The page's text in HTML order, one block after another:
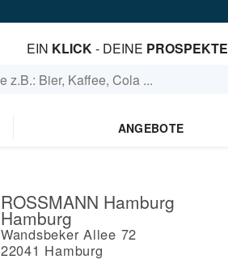
EIN KLICK- DEINE PROSPEKTE
ANGEBOTE
ROSSMANN Hamburg
Hamburg
Wandsbeker Allee 72
22041 Hamburg